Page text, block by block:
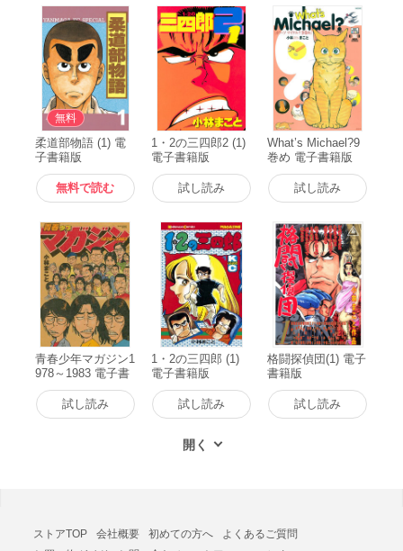
無料
柔道部物語 (1) 電
子書籍版
無料で読む
1・2の三四郎2 (1)
電子書籍版
試し読み
What’s Michael?9
巻め 電子書籍版
試し読み
青春少年マガジン1
978～1983 電子書
籍版
試し読み
1・2の三四郎 (1)
電子書籍版
試し読み
格闘探偵団(1) 電子
書籍版
試し読み
ストアTOP 会社概要 初めての方へ
よくあるご質問